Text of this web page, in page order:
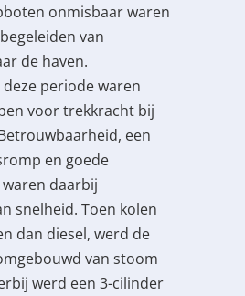
onmisbaar waren
van
de haven.
periode waren
voor trekkracht bij
een
en goede
daarbij
snelheid. Toen kolen
dan diesel, werd de
van stoom
werd een 3-cilinder